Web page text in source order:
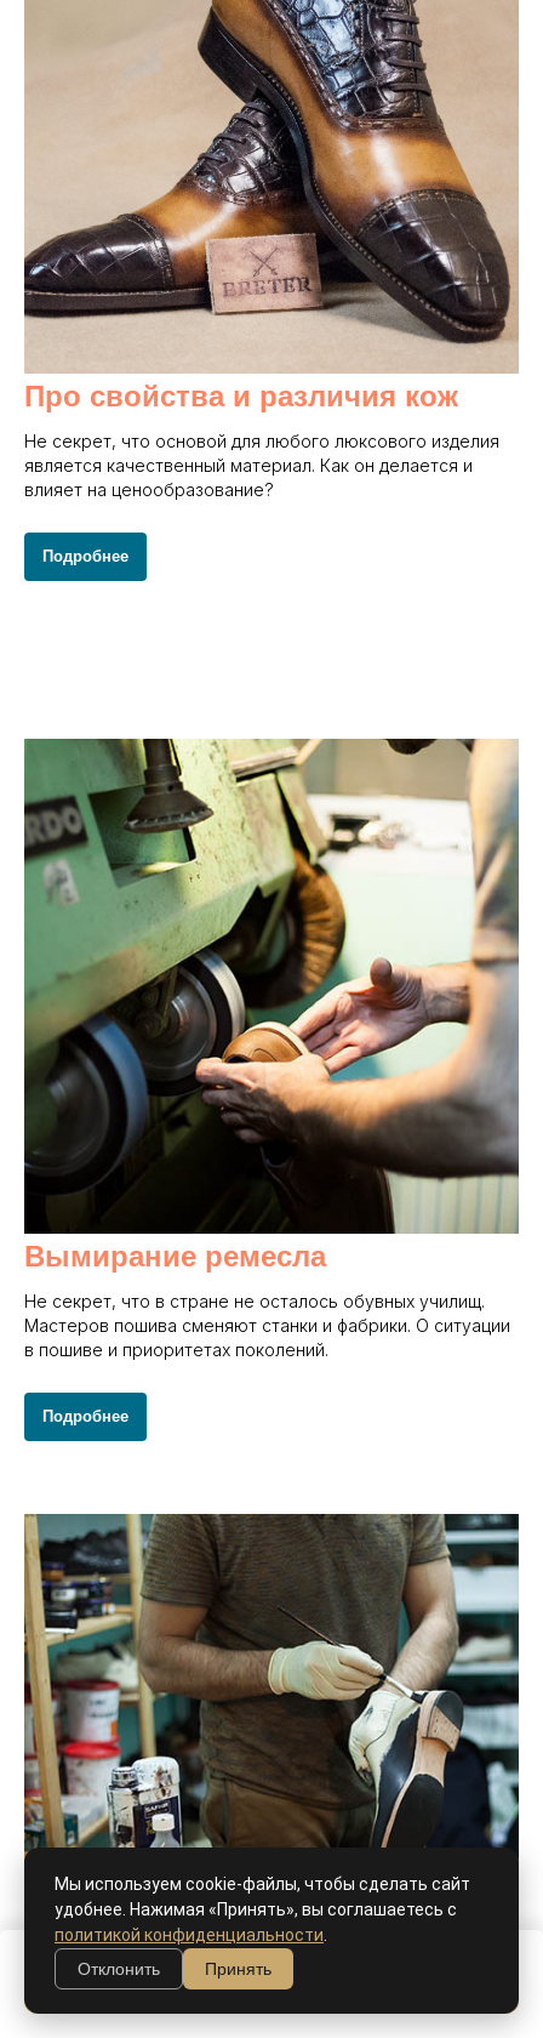
Мы используем cookie-файлы, чтобы сделать сайт
удобнее. Нажимая «Принять», вы соглашаетесь с
политикой конфиденциальности
Отклонить
Принять
В корзину
Про свойства и различия кож
Не секрет, что основой для любого люксового изделия
является качественный материал. Как он делается и
влияет на ценообразование?
Подробнее
Вымирание ремесла
Не секрет, что в стране не осталось обувных училищ.
Мастеров пошива сменяют станки и фабрики. О ситуации
в пошиве и приоритетах поколений.
Подробнее
Ручной окрас, патина - как